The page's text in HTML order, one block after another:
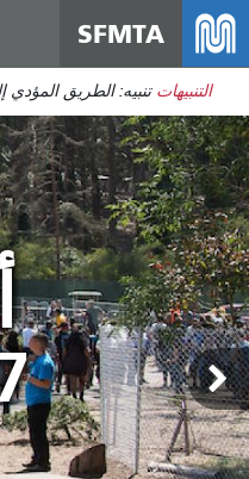
SFMTA
التنبيهات تنبيه: الطريق
7-9